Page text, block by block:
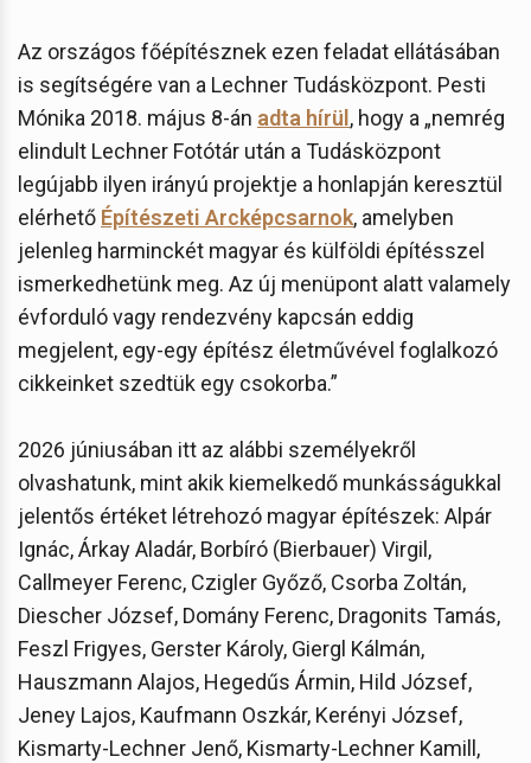
Az országos főépítésznek ezen feladat ellátásában
is segítségére van a Lechner Tudásközpont. Pesti
Mónika 2018. május 8-án adta hírül , hogy a „nemrég
elindult Lechner Fotótár után a Tudásközpont
legújabb ilyen irányú projektje a honlapján keresztül
elérhető Építészeti Arcképcsarnok, amelyben
jelenleg harminckét magyar és külföldi építésszel
ismerkedhetünk meg. Az új menüpont alatt valamely
évforduló vagy rendezvény kapcsán eddig
megjelent, egy-egy építész életművével foglalkozó
cikkeinket szedtük egy csokorba.”
2026 júniusában itt az alábbi személyekről
olvashatunk, mint akik kiemelkedő munkásságukkal
jelentős értéket létrehozó magyar építészek: Alpár
Ignác, Árkay Aladár, Borbíró (Bierbauer) Virgil,
Callmeyer Ferenc, Czigler Győző, Csorba Zoltán,
Diescher József, Domány Ferenc, Dragonits Tamás,
Feszl Frigyes, Gerster Károly, Giergl Kálmán,
Hauszmann Alajos, Hegedűs Ármin, Hild József,
Jeney Lajos, Kaufmann Oszkár, Kerényi József,
Kismarty-Lechner Jenő, Kismarty-Lechner Kamill,